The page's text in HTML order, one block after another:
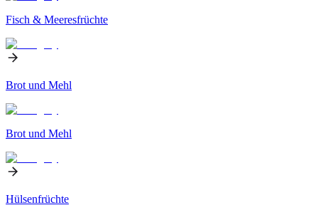
Fisch & Meeresfrüchte
Brot und Mehl
Brot und Mehl
Hülsenfrüchte